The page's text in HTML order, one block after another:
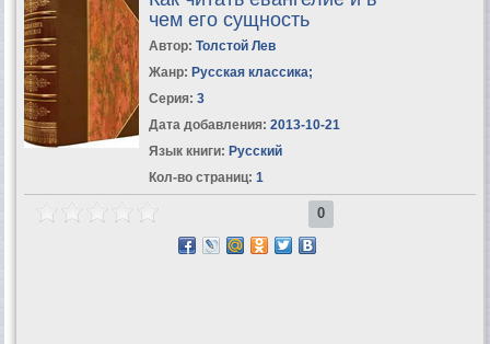
чем его сущность
Автор: Толстой Лев
Жанр: Русская классика;
Серия: 3
Дата добавления: 2013-10-21
Язык книги: Русский
Кол-во страниц: 1
0